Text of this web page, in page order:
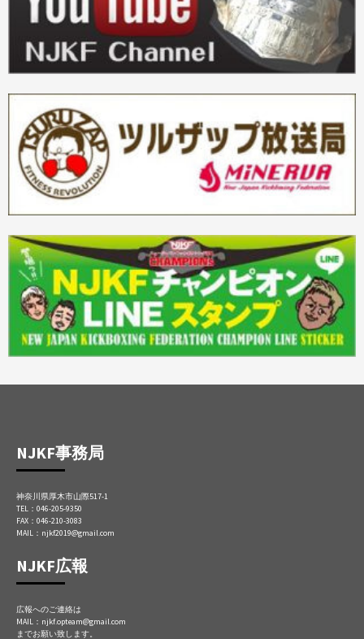
NJKF事務局
神奈川県厚木市山際517-1
TEL：046-205-9350
FAX：046-210-3083
MAIL：njkf2019@gmail.com
NJKF広報
広報へのご連絡は
MAIL：njkf.opteam@gmail.com
までお願い致します。